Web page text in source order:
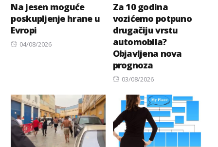
Na jesen moguće
poskupljenje hrane u
Evropi
Posted
04/08/2026
Za 10 godina
vozićemo potpuno
drugačiju vrstu
automobila?
Objavljena nova
prognoza
Posted
03/08/2026